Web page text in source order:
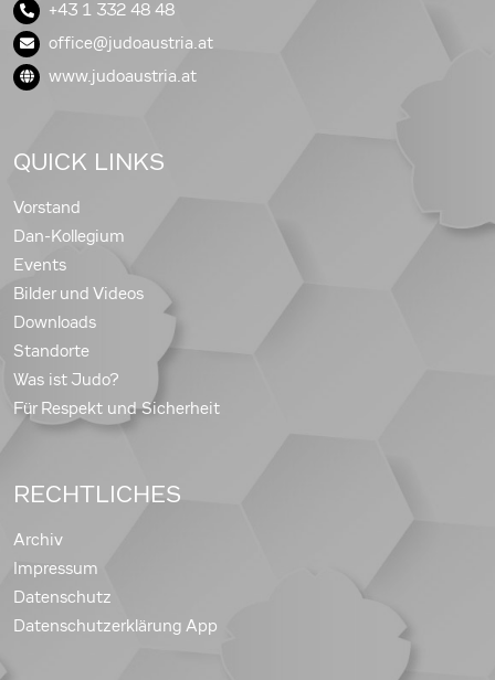
+43 1 332 48 48
office@judoaustria.at
www.judoaustria.at
QUICK LINKS
Vorstand
Dan-Kollegium
Events
Bilder und Videos
Downloads
Standorte
Was ist Judo?
Für Respekt und Sicherheit
RECHTLICHES
Archiv
Impressum
Datenschutz
Datenschutzerklärung App